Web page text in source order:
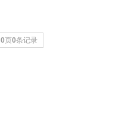
0页0条记录